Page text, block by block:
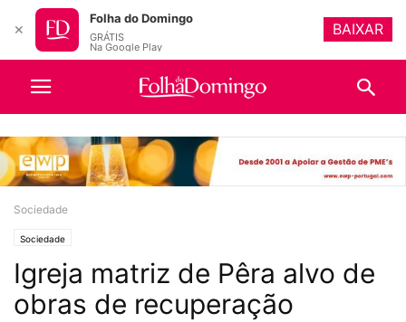
Sociedade
Sociedade
Igreja matriz de Pêra alvo de
obras de recuperação
✕
Folha do Domingo
GRÁTIS
Na Google Play
BAIXAR